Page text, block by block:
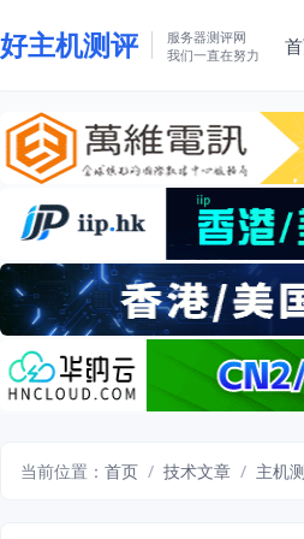
好主机测评
服务器测评网
我们一直在努力
当前位置： 首页 / 技术文章 / 主机